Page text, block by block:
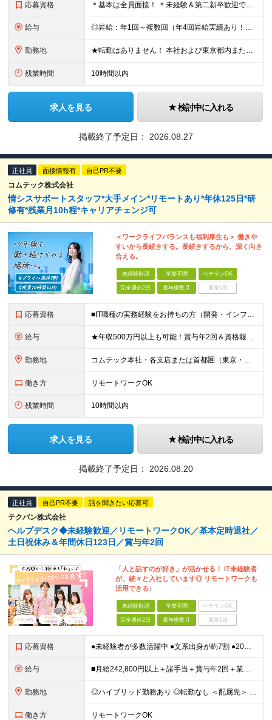
応募資格 ＊基本は全員面接！ ＊未経験＆第二新卒歓迎です☆ ◆学歴不問 ＊過去の経験は全く問いません！ 「IT業界に興味がある」 「オフィスワークデビューしたい」 など、応募のきっかけを面接で教えてください
給与 ◎昇給：年1回～複数回（年4回昇給実績あり！） 【未経験者】 ◆月給23万円～30万円＋各種手当 ※試用期間6ヶ月あり（試用期間につき月給215,000円となります。その他待遇に差異なし） 【IT
勤務地 ★転勤はありません！ 本社および東京都内または 首都圏を中心とするプロジェクト先での勤務となります。 ※勤務地選択可 ※希望は最大限考慮します ※入社後の転居を伴う転勤なし ◆本社オフィス 東京都
残業時間 10時間以内
求人を見る 検討中に入れる
掲載終了予定日： 2026.08.27
正社員 面接情報有 自己PR不要
コムテック株式会社
情シスサポートスタッフ*大手メイン*リモートあり*年休125日*研
修有*残業月10h程*キャリアチェンジ可
＜ワークライフバランスも福利厚生も＞ 働きや
すいから長続きする。長続きするから、深く向き
合える。
未経験歓迎 学歴不問 ベテランOK
完全週休2日 賞与複数月 面接1回
応募資格 ■IT職種の実務経験をお持ちの方（開発・インフラエンジニア、社内SEなど） ■学歴不問 ＜以下のような方を歓迎します＞ ■IT業界でキャリアを切り拓いていきたい方 ■チームワークを大切にし、仲間と協
給与 ★年収500万円以上も可能！賞与年2回＆資格報奨金あり 【経験1～3年の場合】年収410万円～464万円 月給29万6000円～月給33万5500円+賞与年2回（6・12月） ※みなし残業代（10時
勤務地 コムテック本社・各支店または首都圏（東京・神奈川・埼玉・千葉）のクライアント様のワークスペースにて勤務いただきます。 ＜各拠点について＞ ■東京本社／東京都港区芝浦1-2-1 シーバンスＮ館10F
働き方 リモートワークOK
残業時間 10時間以内
求人を見る 検討中に入れる
掲載終了予定日： 2026.08.20
正社員 自己PR不要 話を聞きたい応募可
テクバン株式会社
ヘルプデスク◆未経験歓迎／リモートワークOK／基本定時退社／
土日祝休み＆年間休日123日／賞与年2回
「人と話すのが好き」が活かせる！ IT未経験者
が、続々と入社しています◎ リモートワークも
活用できる♪
未経験歓迎 学歴不問 ベテランOK
完全週休2日 賞与複数月 面接1回
応募資格 ●未経験者が多数活躍中 ●文系出身が約7割 ●20代⇒47.9％ 30代⇒25.9％ ●第二新卒OK・学歴不問 ★人柄を重視した採用です！ ★異業種から転職してきた先輩が活躍中 ※長期勤続によるキ
給与 ■月給242,800円以上＋諸手当＋賞与年2回＋業績賞与 ※固定残業代32,813円～/20時間分を含む ※超過分は別途支給 ※経験・年齢を考慮の上、当社規定により決定 ※試用期間6ヵ月間（待遇に差異
勤務地 ◎ハイブリッド勤務あり ◎転勤なし ＜配属先＞ 東京・神奈川・千葉・埼玉など関東エリアの各プロジェクト先 ※客先常駐が基本となります。 ＜本社＞ 東京都港区海岸3-20-20 ヨコソーレインボータ
働き方 リモートワークOK